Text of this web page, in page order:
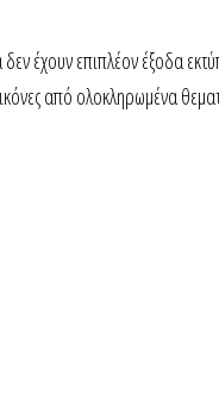
έχουν επιπλέον έξοδα
από ολοκληρωμένα